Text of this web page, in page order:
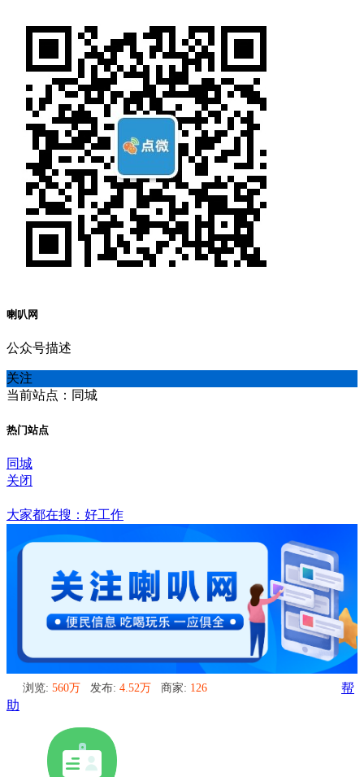
喇叭网
公众号描述
关注
当前站点：同城
热门站点
同城
关闭
大家都在搜：好工作
浏览: 560万 发布: 4.52万 商家: 126
帮
助